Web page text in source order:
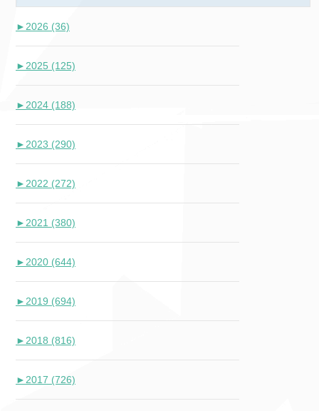
► 2026 (36)
► 2025 (125)
► 2024 (188)
► 2023 (290)
► 2022 (272)
► 2021 (380)
► 2020 (644)
► 2019 (694)
► 2018 (816)
► 2017 (726)